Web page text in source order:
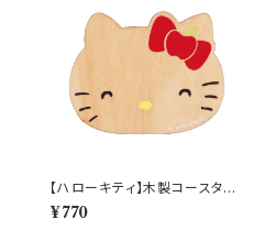
【ハローキティ】木製コースター
(リンゴ)【HK200】HK202-34
6
¥770